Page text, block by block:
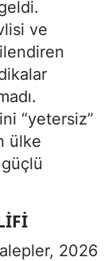
ve
“yetersiz”
ülke
2026